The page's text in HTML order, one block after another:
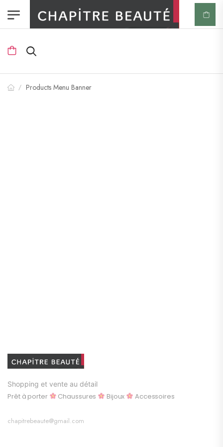
/ Products Menu Banner
Shopping et vente au détail
Prêt à porter Chaussures Bijoux Accessoires
chapitrebeaute@gmail.com